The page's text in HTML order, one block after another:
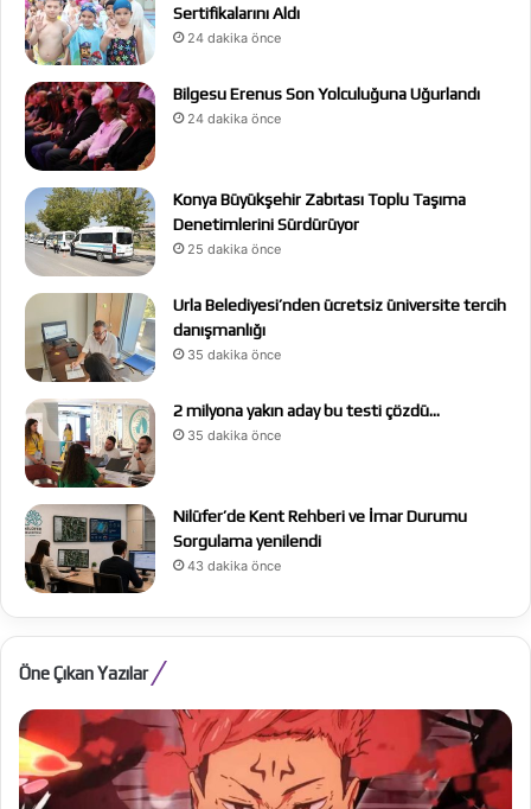
Sertifikalarını Aldı
24 dakika önce
Bilgesu Erenus Son Yolculuğuna Uğurlandı
24 dakika önce
Konya Büyükşehir Zabıtası Toplu Taşıma
Denetimlerini Sürdürüyor
25 dakika önce
Urla Belediyesi’nden ücretsiz üniversite tercih
danışmanlığı
35 dakika önce
2 milyona yakın aday bu testi çözdü…
35 dakika önce
Nilüfer’de Kent Rehberi ve İmar Durumu
Sorgulama yenilendi
43 dakika önce
Öne Çıkan Yazılar
Jujutsu
Kaisen:
Execution